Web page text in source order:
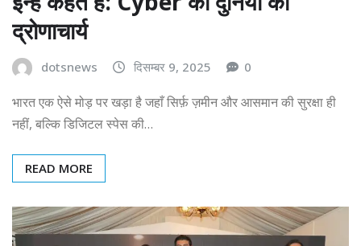
द्रोणाचार्य
dotsnews दिसम्बर 9, 2025 0
भारत एक ऐसे मोड़ पर खड़ा है जहाँ सिर्फ़ ज़मीन और आसमान की सुरक्षा ही
नहीं, बल्कि डिजिटल स्पेस की…
READ MORE